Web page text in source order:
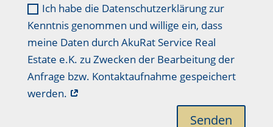
Ich habe die Datenschutzerklärung zur
Kenntnis genommen und willige ein, dass
meine Daten durch AkuRat Service Real
Estate e.K. zu Zwecken der Bearbeitung der
Anfrage bzw. Kontaktaufnahme gespeichert
werden.
Senden